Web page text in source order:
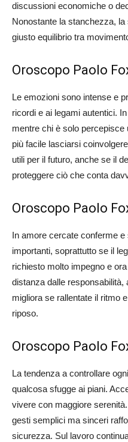
discussioni economiche o
Nonostante la stanchezza,
giusto equilibrio tra
Oroscopo Paolo
Le emozioni sono intense e
ricordi e ai legami autentici.
mentre chi è solo percepisce
più facile lasciarsi
utili per il futuro, anche se il
proteggere ciò che conta
Oroscopo Paolo
In amore cercate conferme
importanti, soprattutto se il
richiesto molto impegno e
distanza dalle
migliora se rallentate il ritmo
riposo.
Oroscopo Paolo
La tendenza a controllare
qualcosa sfugge ai piani.
vivere con maggiore
gesti semplici ma sinceri
sicurezza. Sul lavoro